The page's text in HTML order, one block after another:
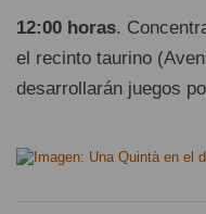
12:00 horas.
el recinto taurino
desarrollarán juegos